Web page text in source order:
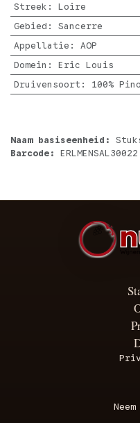
Streek : Loire
Gebied : Sancerre
Appellatie : AOP
Domein : Eric Louis
Druivensoort : 100%
Naam basiseenheid:
Barcode: ERLMENSAL30022